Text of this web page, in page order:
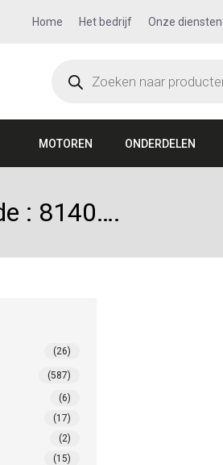
Home Het bedrijf Onze diensten
MOTOREN ONDERDELEN
: 8140….
(26)
(587)
(6)
(17)
(2)
(15)